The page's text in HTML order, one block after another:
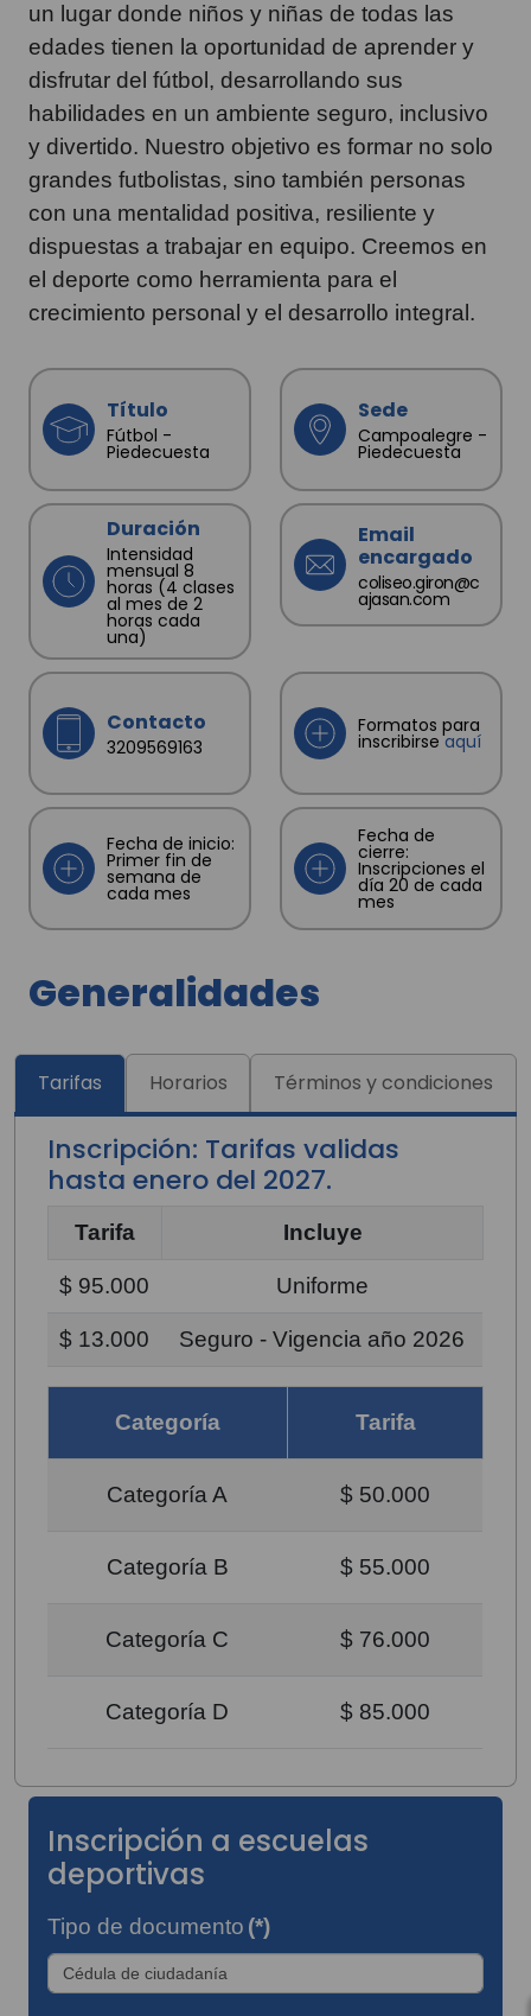
un lugar donde niños y niñas de todas las
edades tienen la oportunidad de aprender y
disfrutar del fútbol, desarrollando sus
habilidades en un ambiente seguro, inclusivo
y divertido. Nuestro objetivo es formar no solo
grandes futbolistas, sino también personas
con una mentalidad positiva, resiliente y
dispuestas a trabajar en equipo. Creemos en
el deporte como herramienta para el
crecimiento personal y el desarrollo integral.
Título
Fútbol -
Piedecuesta
Sede
Campoalegre -
Piedecuesta
Duración
Intensidad
mensual 8
horas (4 clases
al mes de 2
horas cada
una)
Email
encargado
coliseo.giron@c
ajasan.com
Contacto
3209569163
Formatos para
inscribirseaquí
Fecha de inicio:
Primer fin de
semana de
cada mes
Fecha de
cierre:
Inscripciones el
día 20 de cada
mes
Generalidades
Tarifas Horarios Términos y condiciones
Inscripción: Tarifas validas
hasta enero del 2027.
Tarifa Incluye
$ 95.000 Uniforme
$ 13.000 Seguro - Vigencia año 2026
Categoría Tarifa
Categoría A $ 50.000
Categoría B $ 55.000
Categoría C $ 76.000
Categoría D $ 85.000
Inscripción a escuelas
deportivas
Tipo de documento (*)